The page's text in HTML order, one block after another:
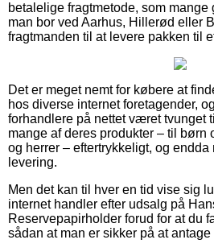
betalelige fragtmetode, som
man bor ved Aarhus, Hillerød eller
fragtmanden til at levere pakken til
Det er meget nemt for købere at
hos diverse internet foretagender,
forhandlere på nettet været tvunget
mange af deres produkter – til børn
og herrer – eftertrykkeligt, og
levering.
Men det kan til hver en tid vise sig
internet handler efter udsalg på
Reservepapirholder forud for at du
sådan at man er sikker på at